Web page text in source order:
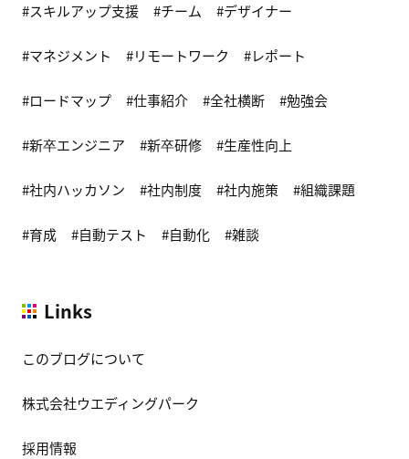
スキルアップ支援 チーム デザイナー
マネジメント リモートワーク レポート
ロードマップ 仕事紹介 全社横断 勉強会
新卒エンジニア 新卒研修 生産性向上
社内ハッカソン 社内制度 社内施策 組織課題
育成 自動テスト 自動化 雑談
Links
このブログについて
株式会社ウエディングパーク
採用情報